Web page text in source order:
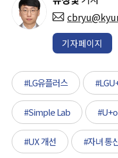
기자페이지
#LG유플러스
#Simple Lab
#UX 개선 #자녀 통